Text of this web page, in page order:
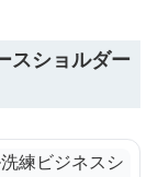
スショルダー